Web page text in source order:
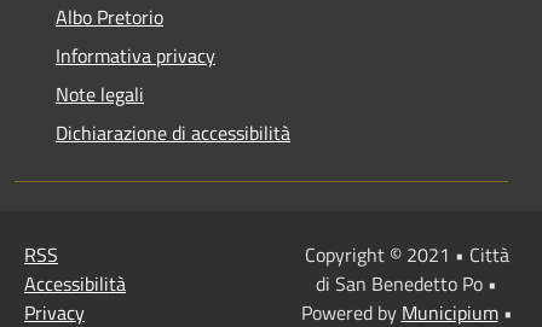
Albo Pretorio
Informativa privacy
Note legali
Dichiarazione di accessibilità
RSS
Accessibilità
Privacy
Copyright © 2021 • Città
di San Benedetto Po •
Powered by Municipium•